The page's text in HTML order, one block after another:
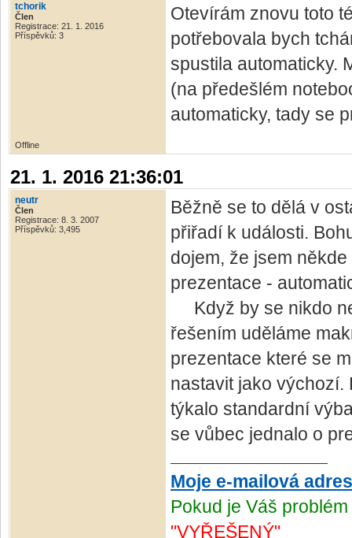
tchorik
Člen
Registrace: 21. 1. 2016
Příspěvků: 3
Otevírám znovu toto
potřebovala bych
spustila automaticky.
(na předešlém
automaticky, tady se
Offline
21. 1. 2016 21:36:01
neutr
Člen
Registrace: 8. 3. 2007
Příspěvků: 3,495
Běžně se to dělá v
přiřadí k události.
dojem, že jsem
prezentace -
Když by se nikdo
řešením uděláme
prezentace které se
nastavit jako výchozí.
týkalo standardní
se vůbec jednalo o
Moje e-mailová
Pokud je Váš
"VYŘEŠENÝ"